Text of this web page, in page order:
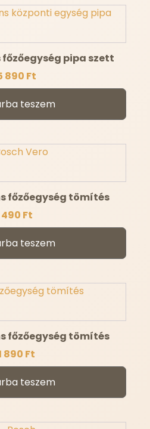
főzőegység pipa szett
890 Ft
teszem
főzőegység tömítés
490 Ft
teszem
főzőegység tömítés
890 Ft
teszem